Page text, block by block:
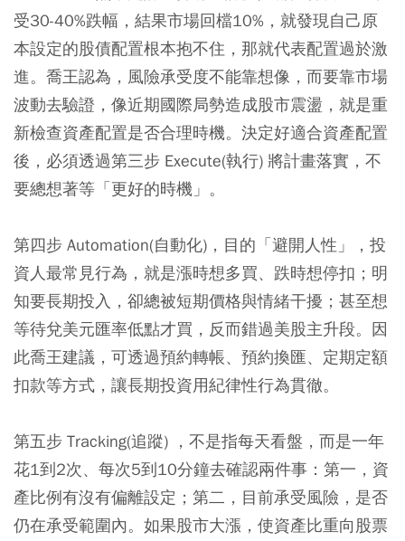
受30-40%跌幅，結果市場回檔10%，就發現自己原
本設定的股債配置根本抱不住，那就代表配置過於激
進。喬王認為，風險承受度不能靠想像，而要靠市場
波動去驗證，像近期國際局勢造成股市震盪，就是重
新檢查資產配置是否合理時機。決定好適合資產配置
後，必須透過第三步 Execute(執行) 將計畫落實，不
要總想著等「更好的時機」。
第四步 Automation(自動化) ，目的「避開人性」，投
資人最常見行為，就是漲時想多買、跌時想停扣；明
知要長期投入，卻總被短期價格與情緒干擾；甚至想
等待兌美元匯率低點才買，反而錯過美股主升段。因
此喬王建議，可透過預約轉帳、預約換匯、定期定額
扣款等方式，讓長期投資用紀律性行為貫徹。
第五步 Tracking(追蹤) ，不是指每天看盤，而是一年
花1到2次、每次5到10分鐘去確認兩件事：第一，資
產比例有沒有偏離設定；第二，目前承受風險，是否
仍在承受範圍內。如果股市大漲，使資產比重向股票